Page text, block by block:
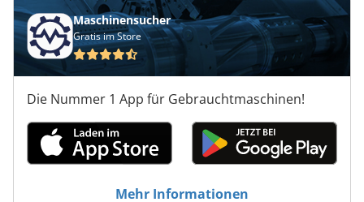
Maschinensucher
Gratis im Store
Die Nummer 1 App für Gebrauchtmaschinen!
Mehr Informationen